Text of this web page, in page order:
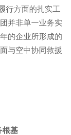
行方面的扎实工
并非单一业务实
的企业所形成的
与空中协同救援
根基